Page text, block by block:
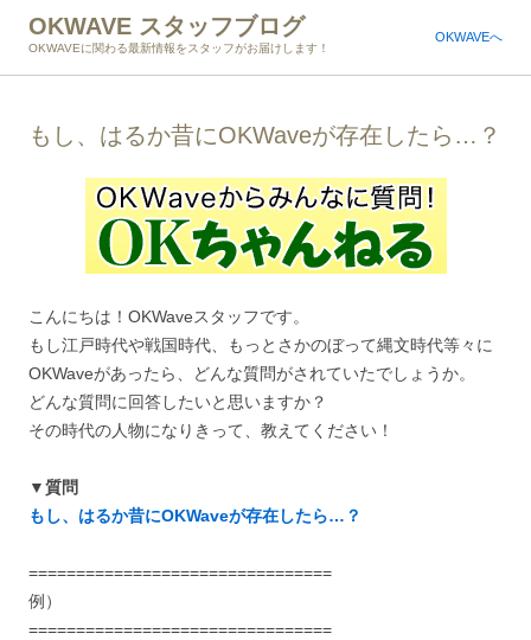
OKWAVE スタッフブログ
OKWAVEに関わる最新情報をスタッフがお届けします！
OKWAVEへ
もし、はるか昔にOKWaveが存在したら…？
こんにちは！OKWaveスタッフです。
もし江戸時代や戦国時代、もっとさかのぼって縄文時代等々に
OKWaveがあったら、どんな質問がされていたでしょうか。
どんな質問に回答したいと思いますか？
その時代の人物になりきって、教えてください！
▼質問
もし、はるか昔にOKWaveが存在したら…？
================================
例）
================================